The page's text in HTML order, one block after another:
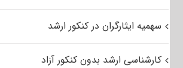
سهمیه ایثارگران در کنکور ارشد
کارشناسی ارشد بدون کنکور آزاد